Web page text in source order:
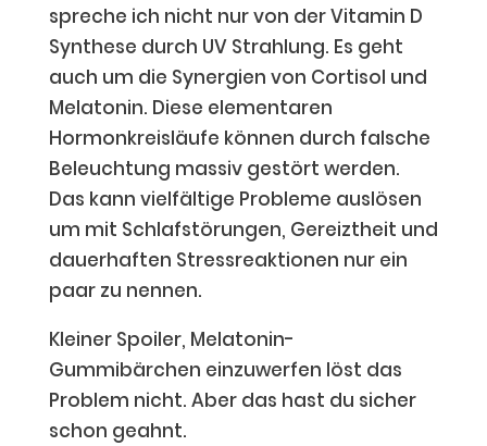
spreche ich nicht nur von der Vitamin D
Synthese durch UV Strahlung. Es geht
auch um die Synergien von Cortisol und
Melatonin. Diese elementaren
Hormonkreisläufe können durch falsche
Beleuchtung massiv gestört werden.
Das kann vielfältige Probleme auslösen
um mit Schlafstörungen, Gereiztheit und
dauerhaften Stressreaktionen nur ein
paar zu nennen.
Kleiner Spoiler, Melatonin-
Gummibärchen einzuwerfen löst das
Problem nicht. Aber das hast du sicher
schon geahnt.